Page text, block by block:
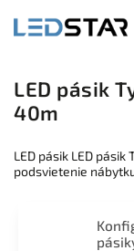
LED pásik
40m
LED pásik LED
podsvietenie